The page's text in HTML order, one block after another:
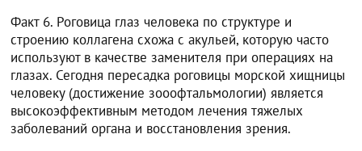
Факт 6. Роговица глаз человека по структуре и
строению коллагена схожа с акульей, которую часто
используют в качестве заменителя при операциях на
глазах. Сегодня пересадка роговицы морской хищницы
человеку (достижение зооофтальмологии) является
высокоэффективным методом лечения тяжелых
заболеваний органа и восстановления зрения.